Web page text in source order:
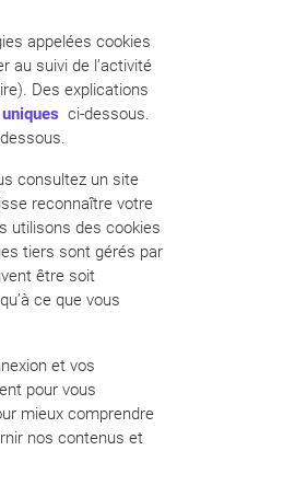
appelées cookies
au suivi de l’activité
Des explications
ci-dessous.
consultez un site
reconnaître votre
utilisons des cookies
tiers sont gérés par
être soit
ce que vous
et vos
pour vous
mieux comprendre
nos contenus et